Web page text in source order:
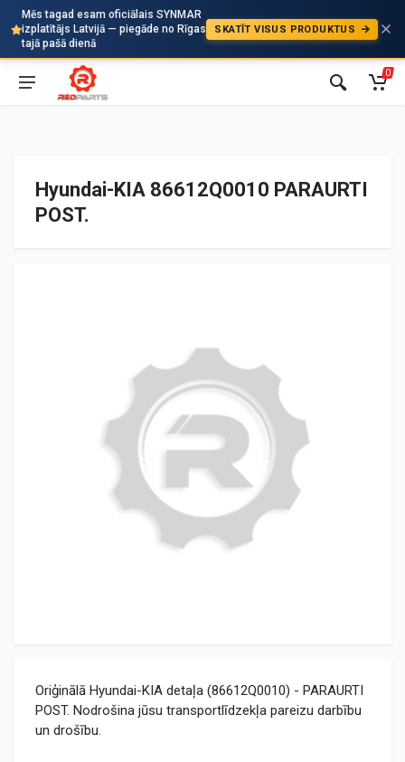
Mēs tagad esam oficiālais SYNMAR
izplatītājs Latvijā — piegāde no Rīgas
tajā pašā dienā
SKATĪT VISUS PRODUKTUS
Auto
0
Hyundai-KIA 86612Q0010 PARAURTI
POST.
Oriģinālā Hyundai-KIA detaļa (86612Q0010) - PARAURTI
POST. Nodrošina jūsu transportlīdzekļa pareizu darbību
un drošību.